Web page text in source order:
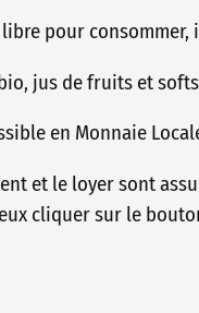
pour
jus de fruits et
en Monnaie
et le loyer sont
cliquer sur le